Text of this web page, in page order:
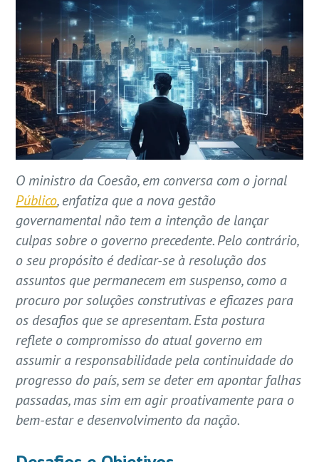
O ministro da Coesão, em conversa com o jornal
Público, enfatiza que a nova gestão
governamental não tem a intenção de lançar
culpas sobre o governo precedente. Pelo contrário,
o seu propósito é dedicar-se à resolução dos
assuntos que permanecem em suspenso, como a
procuro por soluções construtivas e eficazes para
os desafios que se apresentam. Esta postura
reflete o compromisso do atual governo em
assumir a responsabilidade pela continuidade do
progresso do país, sem se deter em apontar falhas
passadas, mas sim em agir proativamente para o
bem-estar e desenvolvimento da nação.